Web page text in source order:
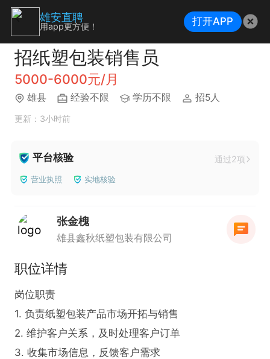
招纸塑包装销售员
5000-6000元/月
雄县 经验不限 学历不限 招5人
更新：3小时前
平台核验 通过2项
营业执照 实地核验
张金槐
雄县鑫秋纸塑包装有限公司
职位详情
岗位职责
1. 负责纸塑包装产品市场开拓与销售
2. 维护客户关系，及时处理客户订单
3. 收集市场信息，反馈客户需求
雄安直聘
用app更方便！ 打开APP